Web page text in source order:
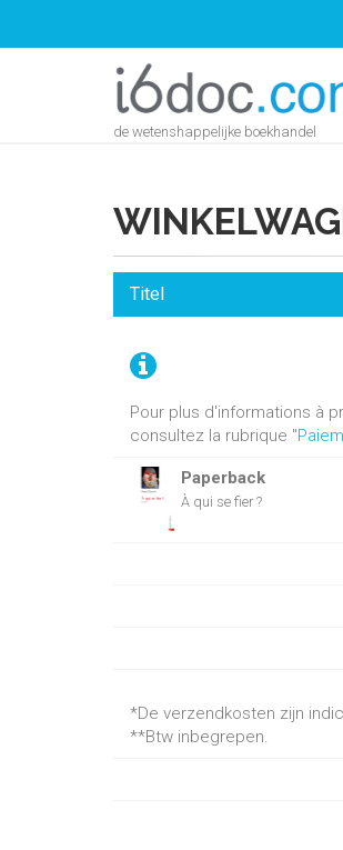
de wetenshappelijke boekhandel
Pour plus d'informations à
consultez la rubrique "
Titel
Paperback
À qui se fier ?
*De verzendkosten zijn
**Btw inbegrepen.